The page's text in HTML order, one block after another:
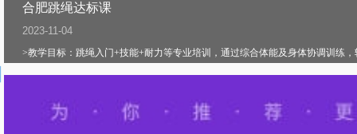
合肥跳绳达标课
2023-11-04
>教学目标：跳绳入门+技能+耐力等专业培训，通过综合体能及身体协调训练